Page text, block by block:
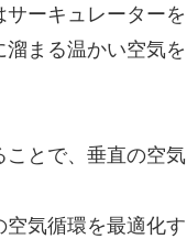
ーキュレーターを
まる温かい空気を
ことで、垂直の空気
気循環を最適化す